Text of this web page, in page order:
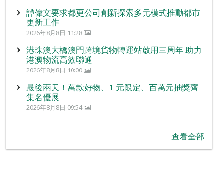
譚偉文要求都更公司創新探索多元模式推動都市
更新工作
2026年8月8日 11:28
港珠澳大橋澳門跨境貨物轉運站啟用三周年 助力
港澳物流高效聯通
2026年8月8日 10:00
最後兩天！萬款好物、1 元限定、百萬元抽獎齊
集名優展
2026年8月8日 09:54
查看全部